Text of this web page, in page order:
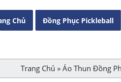
Chủ Đồng Phục Pickleball
Trang Chủ » Áo Thun Đồng